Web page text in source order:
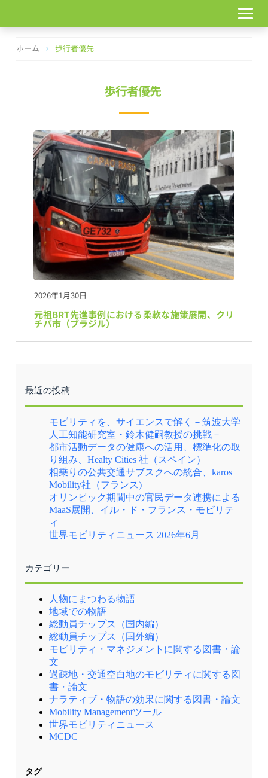
テ
ホーム 歩行者優先
歩行者優先
2026年1月30日
元祖BRT先進事例における柔軟な施策展開、クリ
チバ市（ブラジル）
最近の投稿
モビリティを、サイエンスで解く－筑波大学
人工知能研究室・鈴木健嗣教授の挑戦－
都市活動データの健康への活用、標準化の取
り組み、Healty Cities 社（スペイン）
相乗りの公共交通サブスクへの統合、karos
Mobility社（フランス)
オリンピック期間中の官民データ連携による
MaaS展開、イル・ド・フランス・モビリテ
ィ
世界モビリティニュース 2026年6月
カテゴリー
人物にまつわる物語
地域での物語
総動員チップス（国内編）
総動員チップス（国外編）
モビリティ・マネジメントに関する図書・論
文
過疎地・交通空白地のモビリティに関する図
書・論文
ナラティブ・物語の効果に関する図書・論文
Mobility Managementツール
世界モビリティニュース
MCDC
タグ